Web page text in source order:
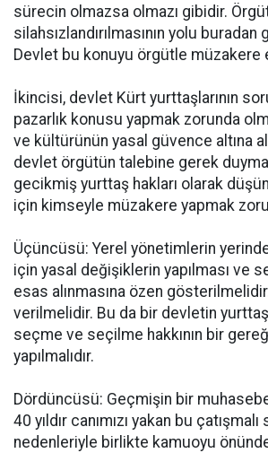
sürecin olmazsa olmazı gibidir.
silahsızlandırılmasının yolu
Devlet bu konuyu örgütle
İkincisi, devlet Kürt yurttaşlarının
pazarlık konusu yapmak zorunda
ve kültürünün yasal güvence altına
devlet örgütün talebine gerek
gecikmiş yurttaş hakları olarak
için kimseyle müzakere yapmak
Üçüncüsü: Yerel yönetimlerin
için yasal değişiklerin yapılması ve
esas alınmasına özen
verilmelidir. Bu da bir devletin
seçme ve seçilme hakkının bir
yapılmalıdır.
Dördüncüsü: Geçmişin bir
40 yıldır canımızı yakan bu
nedenleriyle birlikte kamuoyu önünde